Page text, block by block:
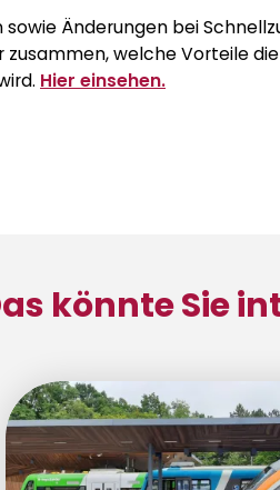
Änderungen bei
welche Vorteile
Hier einsehen.
könnte Sie